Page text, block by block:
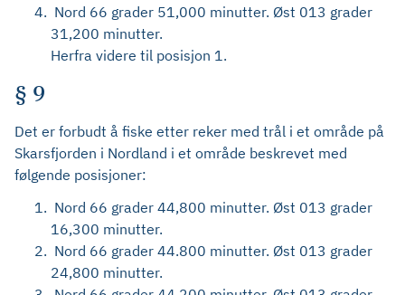
Nord 66 grader 51,000 minutter. Øst 013 grader
31,200 minutter.
Herfra videre til posisjon 1.
§ 9
Det er forbudt å fiske etter reker med trål i et område på
Skarsfjorden i Nordland i et område beskrevet med
følgende posisjoner:
Nord 66 grader 44,800 minutter. Øst 013 grader
16,300 minutter.
Nord 66 grader 44.800 minutter. Øst 013 grader
24,800 minutter.